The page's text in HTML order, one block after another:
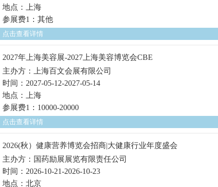
地点：上海
参展费1：其他
点击查看详情
2027年上海美容展-2027上海美容博览会CBE
主办方：上海百文会展有限公司
时间：2027-05-12-2027-05-14
地点：上海
参展费1：10000-20000
点击查看详情
2026(秋）健康营养博览会招商|大健康行业年度盛会
主办方：国药励展展览有限责任公司
时间：2026-10-21-2026-10-23
地点：北京